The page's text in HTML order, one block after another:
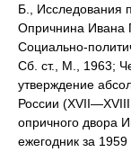
Б., Исследования
Опричнина Ивана
Социально-
Сб. ст., М., 1963;
утверждение
России
опричного двора
ежегодник за